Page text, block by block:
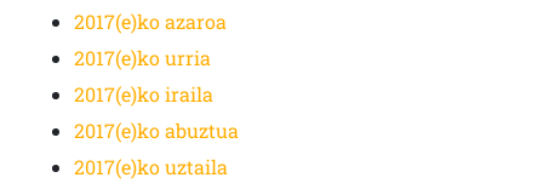
2017(e)ko azaroa
2017(e)ko urria
2017(e)ko iraila
2017(e)ko abuztua
2017(e)ko uztaila